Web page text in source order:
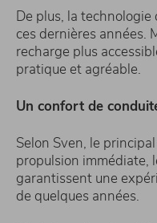
De plus, la
ces dernières années.
recharge plus
pratique et agréable.
Un confort de
Selon Sven, le
propulsion immédiate,
garantissent une
de quelques années.